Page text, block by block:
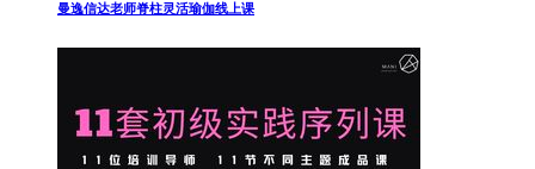
曼逸信达老师脊柱灵活瑜伽线上课